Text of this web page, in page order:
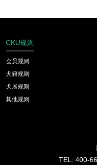
CKU规则
会员规则
犬籍规则
犬展规则
其他规则
TEL: 400-